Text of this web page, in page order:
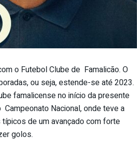
o Futebol Clube de Famalicão. O
ou seja, estende-se até 2023.
famalicense no início da presente
Nacional, onde teve a
de um avançado com forte
golos.